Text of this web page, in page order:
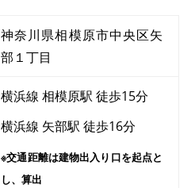
神奈川県相模原市中央区矢
部１丁目
横浜線 相模原駅 徒歩15分
横浜線 矢部駅 徒歩16分
※交通距離は建物出入り口を起点と
し、算出